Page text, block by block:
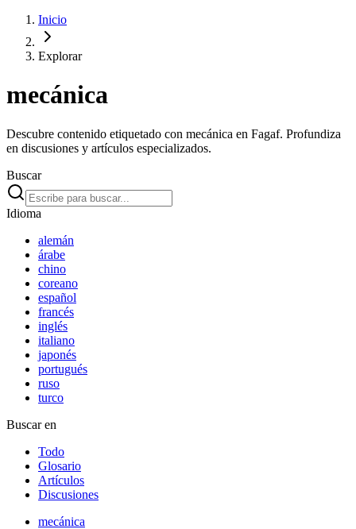
Inicio
Explorar
mecánica
Descubre contenido etiquetado con mecánica en Fagaf. Profundiza
en discusiones y artículos especializados.
Buscar
Idioma
alemán
árabe
chino
coreano
español
francés
inglés
italiano
japonés
portugués
ruso
turco
Buscar en
Todo
Glosario
Artículos
Discusiones
mecánica